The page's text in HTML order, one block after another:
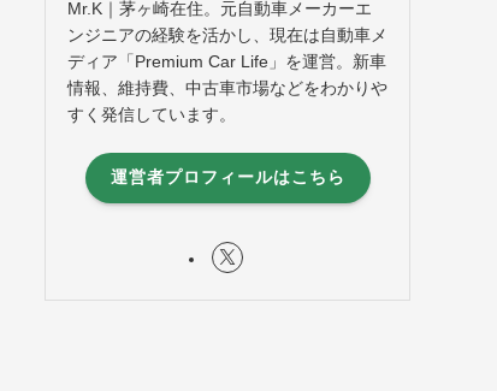
Mr.K｜茅ヶ崎在住。元自動車メーカーエ
ンジニアの経験を活かし、現在は自動車メ
ディア「Premium Car Life」を運営。新車
情報、維持費、中古車市場などをわかりや
すく発信しています。
運営者プロフィールはこちら